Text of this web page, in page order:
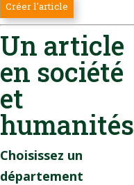
Un article
en société
et
humanités
Choisissez un
département